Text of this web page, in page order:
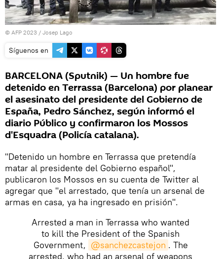
© AFP 2023 / Josep Lago
Síguenos en
BARCELONA (Sputnik) — Un hombre fue
detenido en Terrassa (Barcelona) por planear
el asesinato del presidente del Gobierno de
España, Pedro Sánchez, según informó el
diario Público y confirmaron los Mossos
d'Esquadra (Policía catalana).
"Detenido un hombre en Terrassa que pretendía
matar al presidente del Gobierno español",
publicaron los Mossos en su cuenta de Twitter al
agregar que "el arrestado, que tenía un arsenal de
armas en casa, ya ha ingresado en prisión".
Arrested a man in Terrassa who wanted
to kill the President of the Spanish
Government, @sanchezcastejon . The
arrested, who had an arsenal of weapons